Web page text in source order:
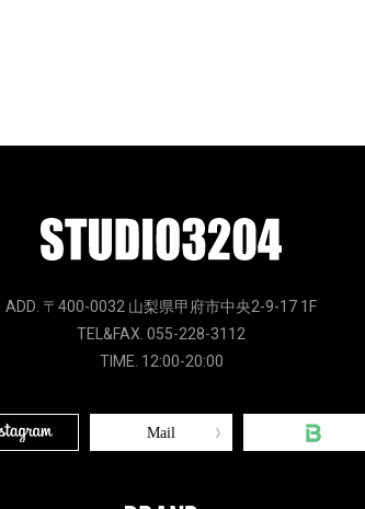
ADD. 〒400-0032 山梨県甲府市中央2-9-17 1F
TEL&FAX. 055-228-3112
TIME. 12:00-20:00
Mail